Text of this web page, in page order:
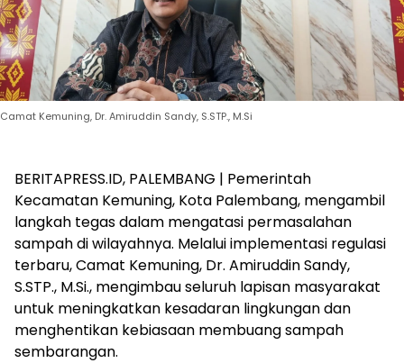
Camat Kemuning, Dr. Amiruddin Sandy, S.STP., M.Si
​BERITAPRESS.ID, PALEMBANG | Pemerintah
Kecamatan Kemuning, Kota Palembang, mengambil
langkah tegas dalam mengatasi permasalahan
sampah di wilayahnya. Melalui implementasi regulasi
terbaru, Camat Kemuning, Dr. Amiruddin Sandy,
S.STP., M.Si., mengimbau seluruh lapisan masyarakat
untuk meningkatkan kesadaran lingkungan dan
menghentikan kebiasaan membuang sampah
sembarangan.